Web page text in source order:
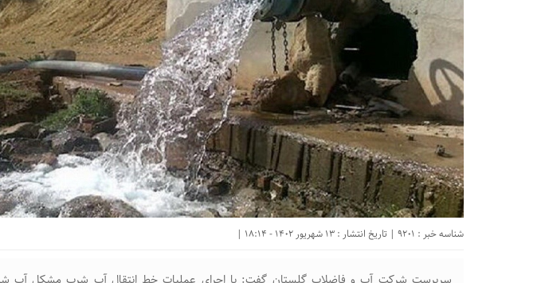
شناسه خبر : 9201 | تاریخ انتشار : 13 شهریور 1402 - 18:14 |